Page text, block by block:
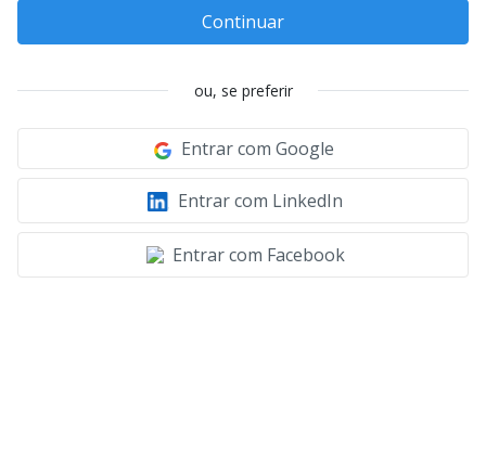
Continuar
ou, se preferir
Entrar com Google
Entrar com LinkedIn
Entrar com Facebook